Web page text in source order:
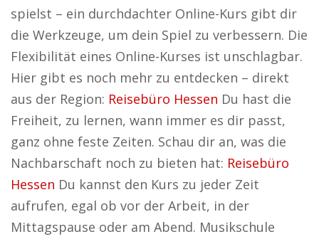
spielst – ein durchdachter Online-Kurs gibt dir
die Werkzeuge, um dein Spiel zu verbessern. Die
Flexibilität eines Online-Kurses ist unschlagbar.
Hier gibt es noch mehr zu entdecken – direkt
aus der Region: Reisebüro Hessen Du hast die
Freiheit, zu lernen, wann immer es dir passt,
ganz ohne feste Zeiten. Schau dir an, was die
Nachbarschaft noch zu bieten hat: Reisebüro
Hessen Du kannst den Kurs zu jeder Zeit
aufrufen, egal ob vor der Arbeit, in der
Mittagspause oder am Abend. Musikschule